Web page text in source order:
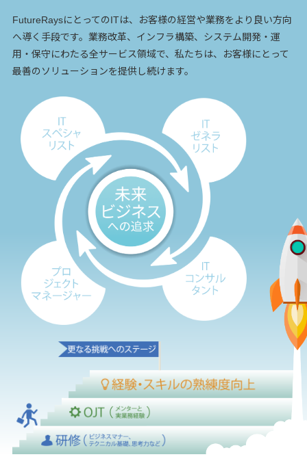
FutureRaysにとってのITは、お客様の経営や業務をより良い方向
へ導く手段です。業務改革、インフラ構築、システム開発・運
用・保守にわたる全サービス領域で、私たちは、お客様にとって
最善のソリューションを提供し続けます。